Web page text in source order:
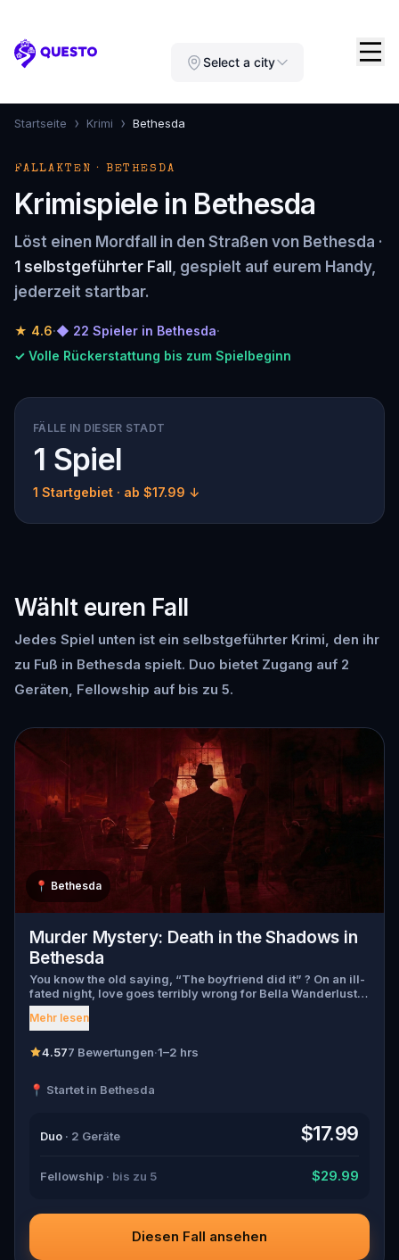
Questo Select a city
Startseite › Krimi › Bethesda
FALLAKTEN · BETHESDA
Krimispiele in Bethesda
Löst einen Mordfall in den Straßen von Bethesda ·
1 selbstgeführter Fall , gespielt auf eurem Handy,
jederzeit startbar.
★ 4.6·◆ 22 Spieler in Bethesda·
✓ Volle Rückerstattung bis zum Spielbeginn
FÄLLE IN DIESER STADT
1 Spiel
1 Startgebiet · ab $17.99 ↓
Wählt euren Fall
Jedes Spiel unten ist ein selbstgeführter Krimi, den ihr
zu Fuß in Bethesda spielt. Duo bietet Zugang auf 2
Geräten, Fellowship auf bis zu 5.
📍 Bethesda
Murder Mystery: Death in the Shadows in
Bethesda
You know the old saying, “The boyfriend did it” ? On an ill-
fated night, love goes terribly wrong for Bella Wanderlust
and Walter Bridges . Bella, a famous travel blogger, was
found dead during a ghost tour led by the theatrical Percy
Walter, the obsessed boyfriend? Percy, the ghost tour
suspects, and expose the real murderer before they strike
Mehr lesen
4.577 Bewertungen·1–2 hrs
📍 Startet in Bethesda
Duo · 2 Geräte $17.99
Fellowship · bis zu 5 $29.99
Diesen Fall ansehen